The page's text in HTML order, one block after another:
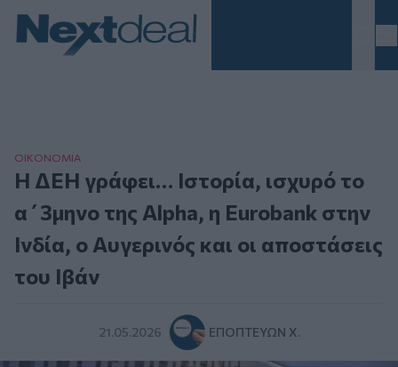
ΟΙΚΟΝΟΜΙΑ
Η ΔΕΗ γράφει… Ιστορία, ισχυρό το
α΄3μηνο της Alpha, η Eurobank στην
Ινδία, ο Αυγερινός και οι αποστάσεις
του Ιβάν
21.05.2026 ΕΠΟΠΤΕΎΩΝ Χ.